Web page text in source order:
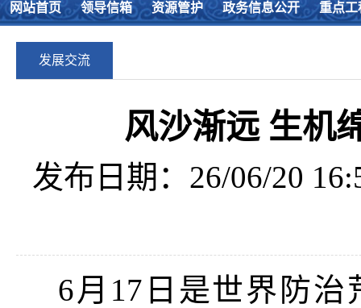
网站首页 领导信箱 资源管护 政务信息公开 重点工
发展交流
风沙渐远 生机
发布日期：26/06/20
6月17日是世界防